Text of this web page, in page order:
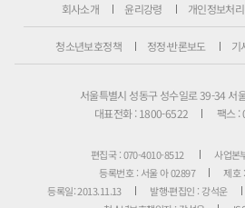
회사소개 윤리강령 개인정보처
청소년보호정책 정정·반론보도 기
서울특별시 성동구 성수일로 39-34 서
대표전화 : 1800-6522
팩스 :
편집국 : 070-4010-8512
사업본
등록번호 : 서울 아 02897
제호
등록일: 2013.11.13
발행·편집인 : 강석운